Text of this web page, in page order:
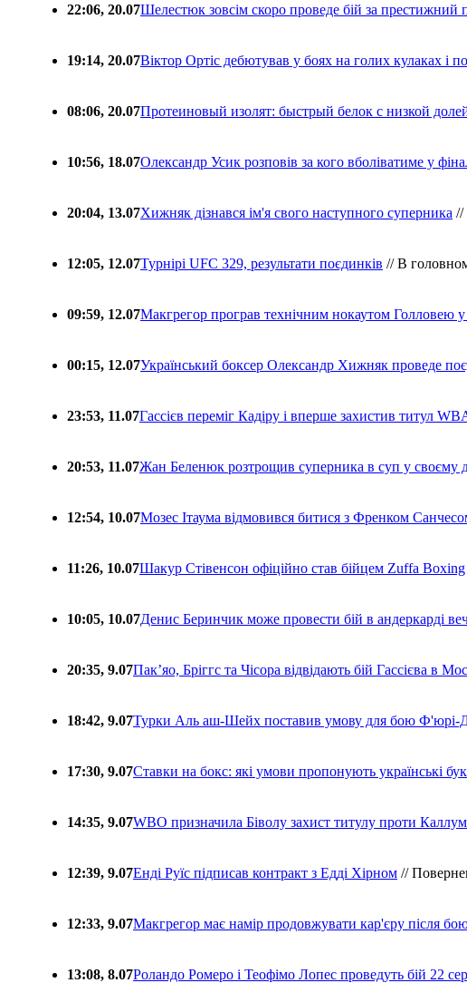
22:06, 20.07Шелестюк зовсім скоро проведе бій за престижний
19:14, 20.07Віктор Ортіс дебютував у боях на голих кулаках
08:06, 20.07Протеиновый изолят: быстрый белок с низкой
10:56, 18.07Олександр Усик розповів за кого вболіватиме у
20:04, 13.07Хижняк дізнався ім'я свого наступного суперника //
12:05, 12.07Турнірі UFC 329, результати поєдинків // В
09:59, 12.07Макгрегор програв технічним нокаутом Голловею
00:15, 12.07Український боксер Олександр Хижняк проведе
23:53, 11.07Гассієв переміг Кадіру і вперше захистив титул
20:53, 11.07Жан Беленюк розтрощив суперника в суп у
12:54, 10.07Мозес Ітаума відмовився битися з Френком
11:26, 10.07Шакур Стівенсон офіційно став бійцем Zuffa Boxing
10:05, 10.07Денис Беринчик може провести бій в андеркарді
20:35, 9.07Пакʼяо, Бріггс та Чісора відвідають бій Гассієва в
18:42, 9.07Турки Аль аш-Шейх поставив умову для бою Ф'юрі-
17:30, 9.07Ставки на бокс: які умови пропонують українські
14:35, 9.07WBO призначила Біволу захист титулу проти
12:39, 9.07Енді Руїс підписав контракт з Едді Хірном //
12:33, 9.07Макгрегор має намір продовжувати кар'єру після
13:08, 8.07Роландо Ромеро і Теофімо Лопес проведуть бій 22